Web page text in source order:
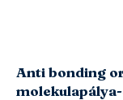
Anti bonding